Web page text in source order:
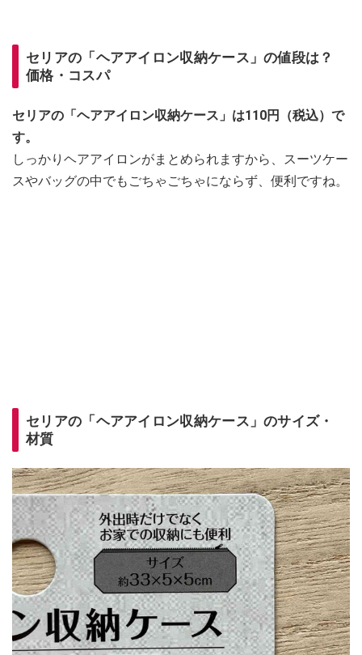
セリアの「ヘアアイロン収納ケース」の値段は？
価格・コスパ
セリアの「ヘアアイロン収納ケース」は110円（税込）で
す。
しっかりヘアアイロンがまとめられますから、スーツケー
スやバッグの中でもごちゃごちゃにならず、便利ですね。
セリアの「ヘアアイロン収納ケース」のサイズ・
材質